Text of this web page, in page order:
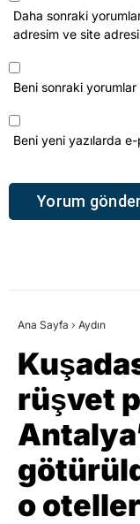
Daha sonraki
adresim ve site
Beni sonraki
Beni yeni yazılarda
Ana Sayfa › Aydın
rüşvet
o